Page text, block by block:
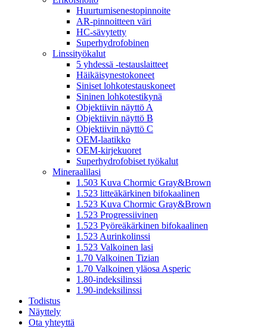
Huurtumisenestopinnoite
AR-pinnoitteen väri
HC-sävytetty
Superhydrofobinen
Linssityökalut
5 yhdessä -testauslaitteet
Häikäisynestokoneet
Siniset lohkotestauskoneet
Sininen lohkotestikynä
Objektiivin näyttö A
Objektiivin näyttö B
Objektiivin näyttö C
OEM-laatikko
OEM-kirjekuoret
Superhydrofobiset työkalut
Mineraalilasi
1.503 Kuva Chormic Gray&Brown
1.523 litteäkärkinen bifokaalinen
1.523 Kuva Chormic Gray&Brown
1.523 Progressiivinen
1.523 Pyöreäkärkinen bifokaalinen
1.523 Aurinkolinssi
1.523 Valkoinen lasi
1.70 Valkoinen Tizian
1.70 Valkoinen yläosa Asperic
1.80-indeksilinssi
1.90-indeksilinssi
Todistus
Näyttely
Ota yhteyttä